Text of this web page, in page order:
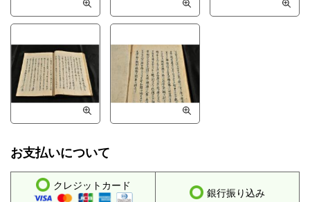
お支払いについて
クレジットカード
銀行振り込み